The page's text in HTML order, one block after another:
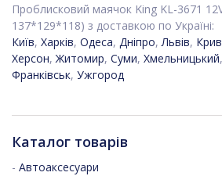
Проблисковий маячок King KL-3671
137*129*118) з доставкою по Україні:
Київ, Харків, Одеса, Дніпро,Львів,
Херсон,Житомир, Суми, Хмельницький,
Франківськ, Ужгород
Каталог товарів
- Автоаксесуари